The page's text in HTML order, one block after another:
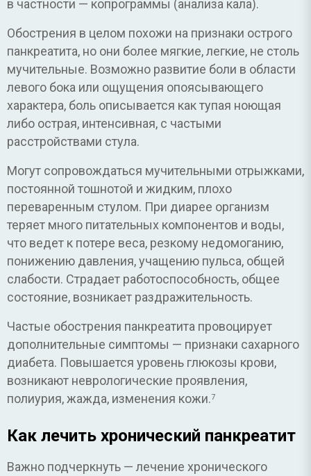
в частности — копрограммы (анализа кала).
Обострения в целом похожи на признаки острого
панкреатита, но они более мягкие, легкие, не столь
мучительные. Возможно развитие боли в области
левого бока или ощущения опоясывающего
характера, боль описывается как тупая ноющая
либо острая, интенсивная, с частыми
расстройствами стула.
Могут сопровождаться мучительными отрыжками,
постоянной тошнотой и жидким, плохо
переваренным стулом. При диарее организм
теряет много питательных компонентов и воды,
что ведет к потере веса, резкому недомоганию,
понижению давления, учащению пульса, общей
слабости. Страдает работоспособность, общее
состояние, возникает раздражительность.
Частые обострения панкреатита провоцирует
дополнительные симптомы — признаки сахарного
диабета. Повышается уровень глюкозы крови,
возникают неврологические проявления,
полиурия, жажда, изменения кожи.7
Как лечить хронический панкреатит
Важно подчеркнуть — лечение хронического